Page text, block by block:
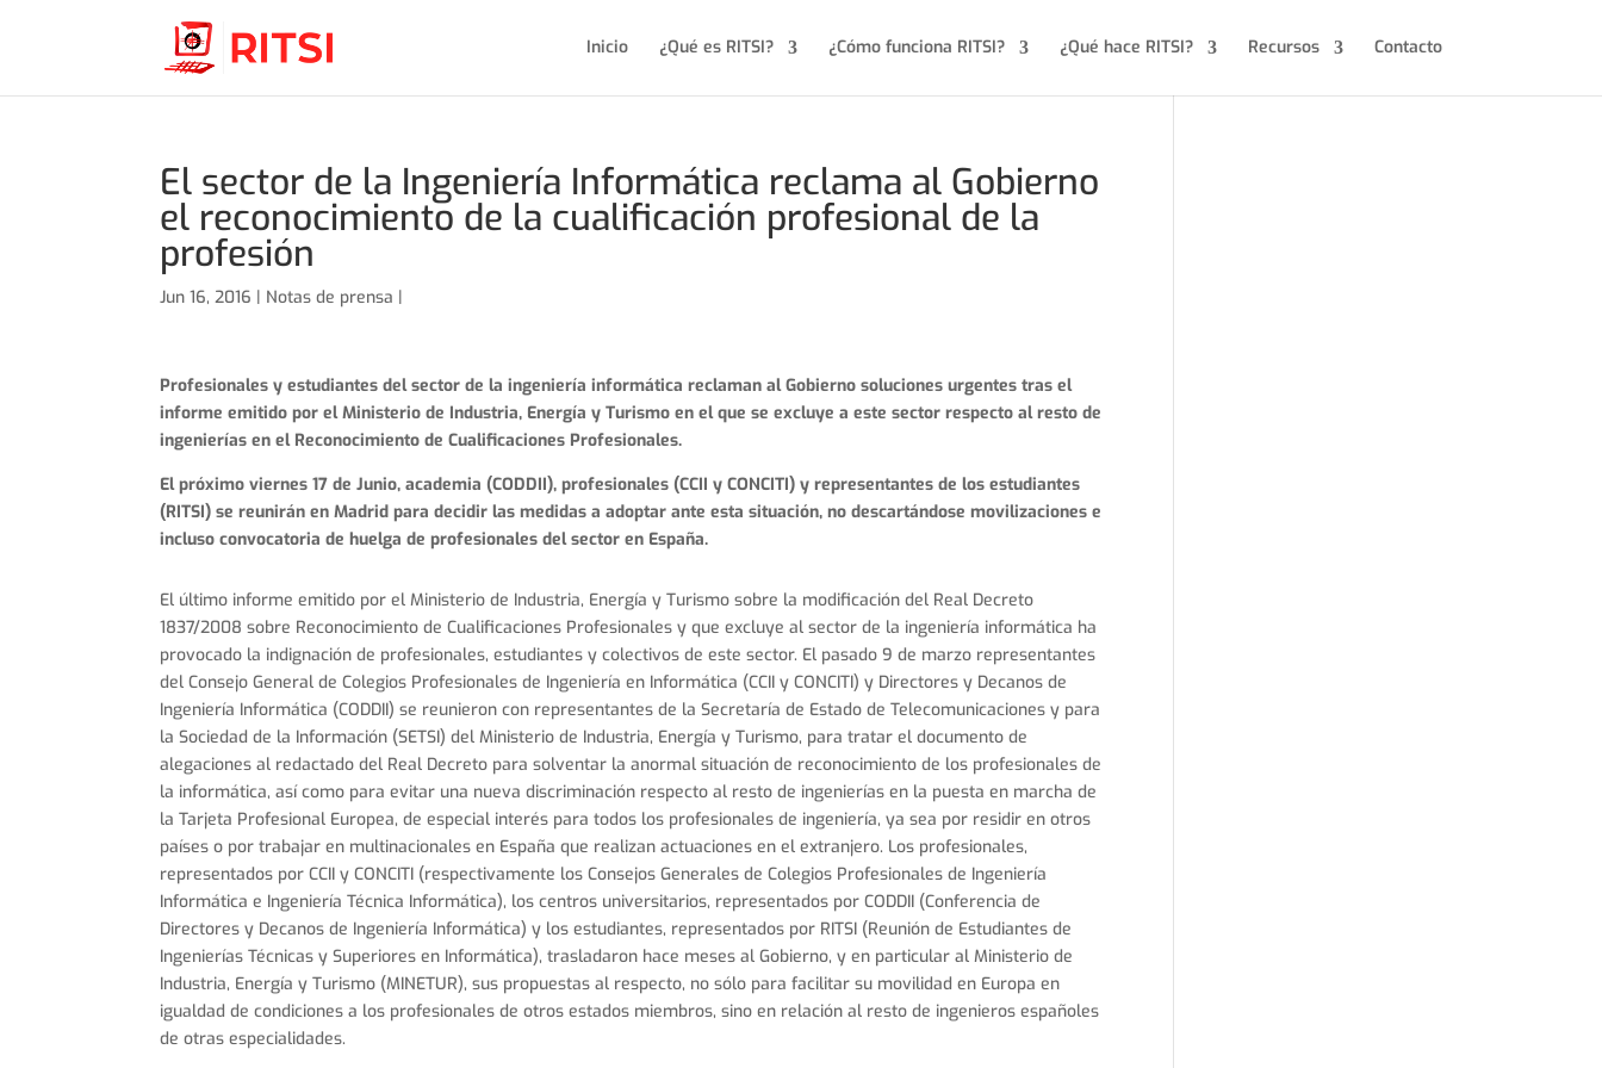
Inicio ¿Qué es RITSI? ¿Cómo funciona RITSI? ¿Qué hace RITSI? Recursos Contacto
El sector de la Ingeniería Informática reclama al Gobierno
el reconocimiento de la cualificación profesional de la
profesión
Jun 16, 2016 | Notas de prensa |
Profesionales y estudiantes del sector de la ingeniería informática reclaman al Gobierno soluciones urgentes tras el
informe emitido por el Ministerio de Industria, Energía y Turismo en el que se excluye a este sector respecto al resto de
ingenierías en el Reconocimiento de Cualificaciones Profesionales.
El próximo viernes 17 de Junio, academia (CODDII), profesionales (CCII y CONCITI) y representantes de los estudiantes
(RITSI) se reunirán en Madrid para decidir las medidas a adoptar ante esta situación, no descartándose movilizaciones e
incluso convocatoria de huelga de profesionales del sector en España.
El último informe emitido por el Ministerio de Industria, Energía y Turismo sobre la modificación del Real Decreto
1837/2008 sobre Reconocimiento de Cualificaciones Profesionales y que excluye al sector de la ingeniería informática ha
provocado la indignación de profesionales, estudiantes y colectivos de este sector. El pasado 9 de marzo representantes
del Consejo General de Colegios Profesionales de Ingeniería en Informática (CCII y CONCITI) y Directores y Decanos de
Ingeniería Informática (CODDII) se reunieron con representantes de la Secretaría de Estado de Telecomunicaciones y para
la Sociedad de la Información (SETSI) del Ministerio de Industria, Energía y Turismo, para tratar el documento de
alegaciones al redactado del Real Decreto para solventar la anormal situación de reconocimiento de los profesionales de
la informática, así como para evitar una nueva discriminación respecto al resto de ingenierías en la puesta en marcha de
la Tarjeta Profesional Europea, de especial interés para todos los profesionales de ingeniería, ya sea por residir en otros
países o por trabajar en multinacionales en España que realizan actuaciones en el extranjero. Los profesionales,
representados por CCII y CONCITI (respectivamente los Consejos Generales de Colegios Profesionales de Ingeniería
Informática e Ingeniería Técnica Informática), los centros universitarios, representados por CODDII (Conferencia de
Directores y Decanos de Ingeniería Informática) y los estudiantes, representados por RITSI (Reunión de Estudiantes de
Ingenierías Técnicas y Superiores en Informática), trasladaron hace meses al Gobierno, y en particular al Ministerio de
Industria, Energía y Turismo (MINETUR), sus propuestas al respecto, no sólo para facilitar su movilidad en Europa en
igualdad de condiciones a los profesionales de otros estados miembros, sino en relación al resto de ingenieros españoles
de otras especialidades.